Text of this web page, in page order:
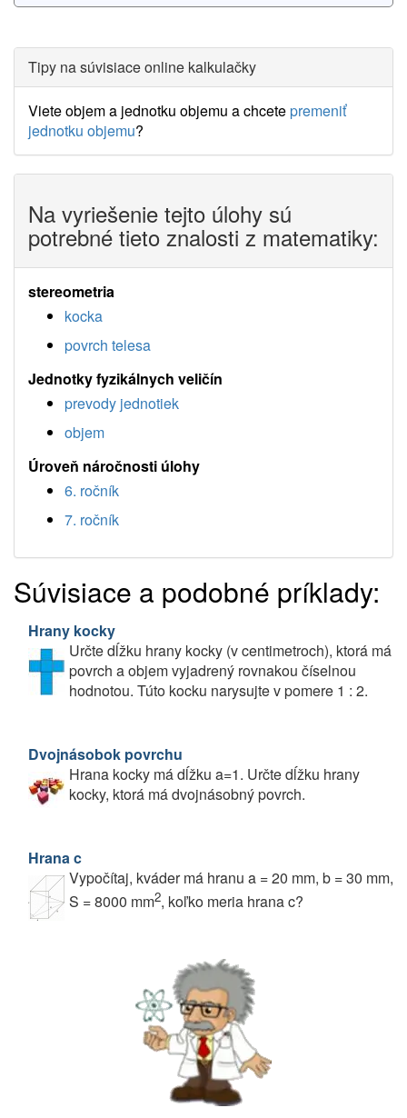
Tipy na súvisiace online kalkulačky
Viete objem a jednotku objemu a chcetepremeniť
jednotku objemu?
Na vyriešenie tejto úlohy sú
potrebné tieto znalosti z matematiky:
stereometria
kocka
povrch telesa
Jednotky fyzikálnych veličín
prevody jednotiek
objem
Úroveň náročnosti úlohy
6. ročník
7. ročník
Súvisiace a podobné príklady:
Hrany kocky
Určte dĺžku hrany kocky (v centimetroch), ktorá má
povrch a objem vyjadrený rovnakou číselnou
hodnotou. Túto kocku narysujte v pomere 1 : 2.
Dvojnásobok povrchu
Hrana kocky má dĺžku a=1. Určte dĺžku hrany
kocky, ktorá má dvojnásobný povrch.
Hrana c
Vypočítaj, kváder má hranu a = 20 mm, b = 30 mm,
S = 8000 mm2, koľko meria hrana c?